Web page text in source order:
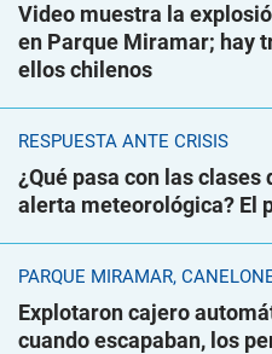
Video muestra la
en Parque Miramar; hay
ellos chilenos
RESPUESTA ANTE CRISIS
¿Qué pasa con las
alerta meteorológica? El
PARQUE MIRAMAR,
Explotaron cajero
cuando escapaban, los